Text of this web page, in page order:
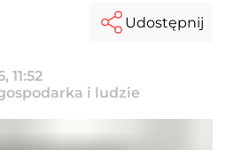
11:52
i ludzie
Udostępnij